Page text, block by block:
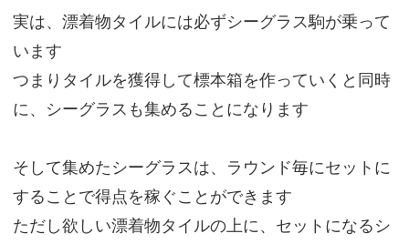
実は、漂着物タイルには必ずシーグラス駒が乗って
います
つまりタイルを獲得して標本箱を作っていくと同時
に、シーグラスも集めることになります
そして集めたシーグラスは、ラウンド毎にセットに
することで得点を稼ぐことができます
ただし欲しい漂着物タイルの上に、セットになるシ